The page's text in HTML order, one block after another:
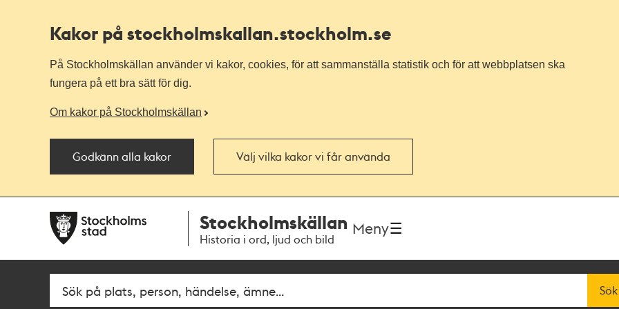
Kakor på stockholmskallan.stockholm.se
På Stockholmskällan använder vi kakor, cookies, för att sammanställa statistik och för att webbplatsen ska
fungera på ett bra sätt för dig.
Om kakor på Stockholmskällan
Godkänn alla kakor Välj vilka kakor vi får använda
navigationen
huvudinnehållet
Stockholmskällan
Historia i ord, ljud och bild
Meny
Fritextsök Sök